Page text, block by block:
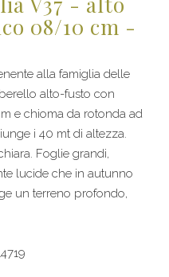
08/10 cm -
alla famiglia delle
alto-fusto con
e chioma da rotonda ad
i 40 mt di altezza.
Foglie grandi,
lucide che in autunno
un terreno profondo,